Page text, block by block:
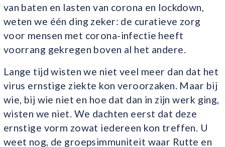
van baten en lasten van corona en lockdown,
weten we één ding zeker: de curatieve zorg
voor mensen met corona-infectie heeft
voorrang gekregen boven al het andere.
Lange tijd wisten we niet veel meer dan dat het
virus ernstige ziekte kon veroorzaken. Maar bij
wie, bij wie niet en hoe dat dan in zijn werk ging,
wisten we niet. We dachten eerst dat deze
ernstige vorm zowat iedereen kon treffen. U
weet nog, de groepsimmuniteit waar Rutte en